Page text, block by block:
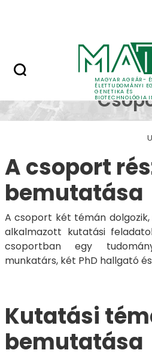
MAGYAR AGRÁR-
ÉLETTUDOMÁNYI
GENETIKA ÉS
BIOTECHNOLÓGIA
A csoport
bemutatása
A csoport két témán
alkalmazott kutatási
csoportban egy
munkatárs, két PhD hallgató
Kutatási
bemutatása